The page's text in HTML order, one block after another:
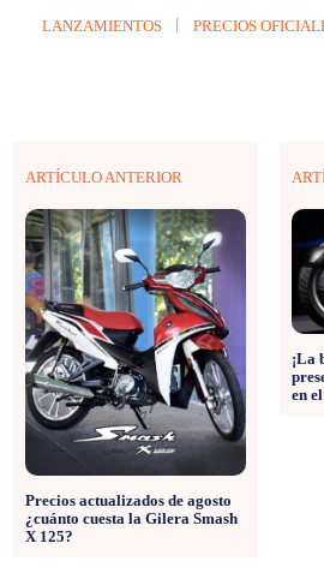
LANZAMIENTOS PRECIOS
ARTÍCULO ANTERIOR
Precios actualizados de agosto
¿cuánto cuesta la Gilera Smash
X 125?
¡La
en